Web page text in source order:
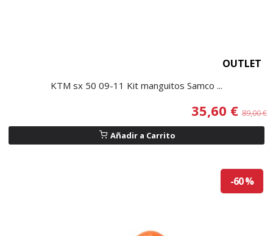
OUTLET
KTM sx 50 09-11 Kit manguitos Samco ...
35,60 € 89,00 €
Añadir a Carrito
-60 %